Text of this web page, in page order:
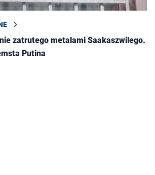
zatrutego metalami Saakaszwilego.
Putina